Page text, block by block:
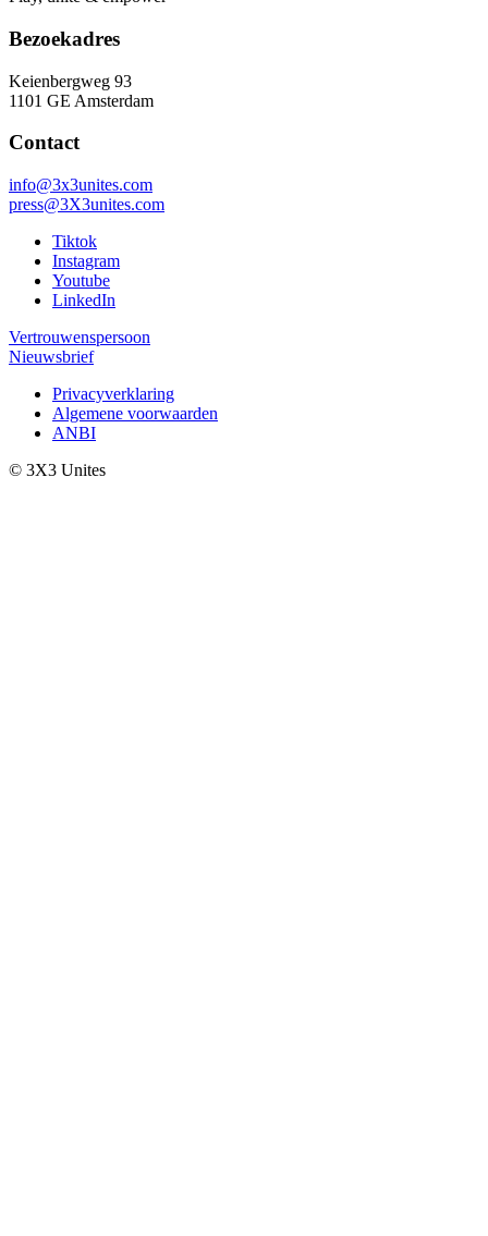
Bezoekadres
Keienbergweg 93
1101 GE Amsterdam
Contact
info@3x3unites.com
press@3X3unites.com
Tiktok
Instagram
Youtube
LinkedIn
Vertrouwenspersoon
Nieuwsbrief
Privacyverklaring
Algemene voorwaarden
ANBI
© 3X3 Unites